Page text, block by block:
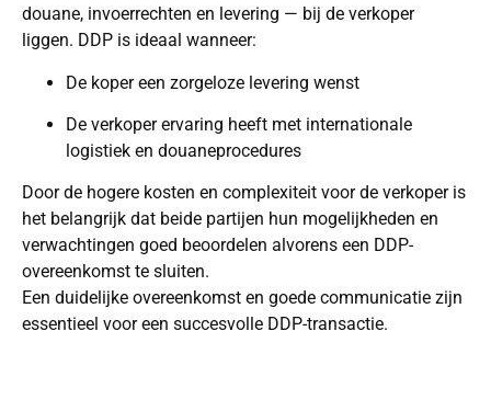
douane, invoerrechten en levering — bij de verkoper
liggen. DDP is ideaal wanneer:
De koper een zorgeloze levering wenst
De verkoper ervaring heeft met internationale
logistiek en douaneprocedures
Door de hogere kosten en complexiteit voor de verkoper is
het belangrijk dat beide partijen hun mogelijkheden en
verwachtingen goed beoordelen alvorens een DDP-
overeenkomst te sluiten.
Een duidelijke overeenkomst en goede communicatie zijn
essentieel voor een succesvolle DDP-transactie.